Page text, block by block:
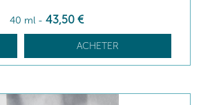
40 ml - 43,50 €
ACHETER